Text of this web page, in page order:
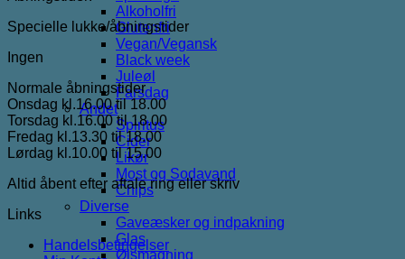
Alkoholfri
Glutenfri
Vegan/Vegansk
Black week
Juleøl
Farsdag
Andet
Spiritus
Cider
Likør
Most og Sodavand
Chips
Diverse
Gaveæsker og indpakning
Glas
Ølsmagning
Specielle lukke/åbningstider
Ingen
Normale åbningstider
Onsdag kl.16.00 til 18.00
Torsdag kl.16.00 til 18.00
Fredag kl.13.30 til 18.00
Lørdag kl.10.00 til 15.00
Altid åbent efter aftale ring eller skriv
Links
Handelsbetingelser